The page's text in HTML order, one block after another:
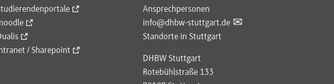
/ Sharepoint
Ansprechpersonen
info@dhbw-stuttgart.de
Standorte in Stuttgart
DHBW Stuttgart
Rotebühlstraße 133